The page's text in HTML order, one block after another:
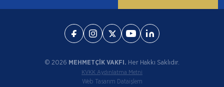
© 2026 MEHMETÇİK VAKFI. Her Hakkı Saklıdır.
KVKK Aydınlatma Metni
Web Tasarım Dataişlem